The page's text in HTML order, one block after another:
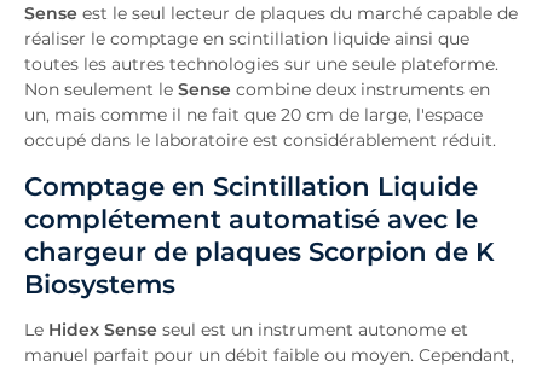
Sense est le seul lecteur de plaques du marché capable de
réaliser le comptage en scintillation liquide ainsi que
toutes les autres technologies sur une seule plateforme.
Non seulement le Sense combine deux instruments en
un, mais comme il ne fait que 20 cm de large, l'espace
occupé dans le laboratoire est considérablement réduit.
Comptage en Scintillation Liquide
complétement automatisé avec le
chargeur de plaques Scorpion de K
Biosystems
Le Hidex Sense seul est un instrument autonome et
manuel parfait pour un débit faible ou moyen. Cependant,